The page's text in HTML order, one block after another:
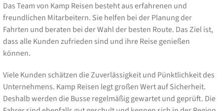
Das Team von Kamp Reisen besteht aus erfahrenen und
freundlichen Mitarbeitern. Sie helfen bei der Planung der
Fahrten und beraten bei der Wahl der besten Route. Das Ziel ist,
dass alle Kunden zufrieden sind und ihre Reise genießen
können.
Viele Kunden schätzen die Zuverlässigkeit und Pünktlichkeit des
Unternehmens. Kamp Reisen legt großen Wert auf Sicherheit.
Deshalb werden die Busse regelmäßig gewartet und geprüft. Die